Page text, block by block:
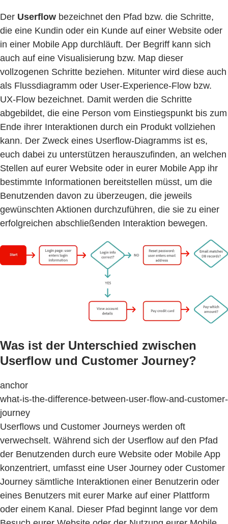
Der Userflow bezeichnet den Pfad bzw. die Schritte,
die eine Kundin oder ein Kunde auf einer Website oder
in einer Mobile App durchläuft. Der Begriff kann sich
auch auf eine Visualisierung bzw. Map dieser
vollzogenen Schritte beziehen. Mitunter wird diese auch
als Flussdiagramm oder User-Experience-Flow bzw.
UX-Flow bezeichnet. Damit werden die Schritte
abgebildet, die eine Person vom Einstiegspunkt bis zum
Ende ihrer Interaktionen durch ein Produkt vollziehen
kann. Der Zweck eines Userflow-Diagramms ist es,
euch dabei zu unterstützen herauszufinden, an welchen
Stellen auf eurer Website oder in eurer Mobile App ihr
bestimmte Informationen bereitstellen müsst, um die
Benutzenden davon zu überzeugen, die jeweils
gewünschten Aktionen durchzuführen, die sie zu einer
erfolgreichen abschließenden Interaktion bewegen.
Was ist der Unterschied zwischen
Userflow und Customer Journey?
anchor
what-is-the-difference-between-user-flow-and-customer-
journey
Userflows und Customer Journeys werden oft
verwechselt. Während sich der Userflow auf den Pfad
der Benutzenden durch eure Website oder Mobile App
konzentriert, umfasst eine User Journey oder Customer
Journey sämtliche Interaktionen einer Benutzerin oder
eines Benutzers mit eurer Marke auf einer Plattform
oder einem Kanal. Dieser Pfad beginnt lange vor dem